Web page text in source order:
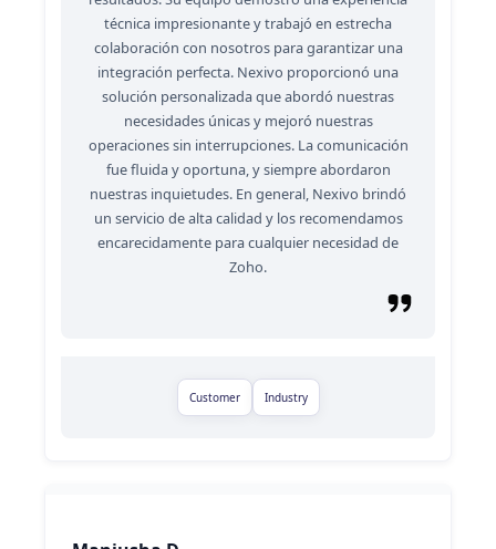
técnica impresionante y trabajó en estrecha
colaboración con nosotros para garantizar una
integración perfecta. Nexivo proporcionó una
solución personalizada que abordó nuestras
necesidades únicas y mejoró nuestras
operaciones sin interrupciones. La comunicación
fue fluida y oportuna, y siempre abordaron
nuestras inquietudes. En general, Nexivo brindó
un servicio de alta calidad y los recomendamos
encarecidamente para cualquier necesidad de
Zoho.
Customer Industry